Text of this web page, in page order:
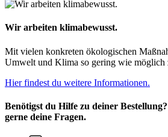
Wir arbeiten klimabewusst.
Mit vielen konkreten ökologischen
Umwelt und Klima so gering wie möglich
Hier findest du weitere Informationen.
Benötigst du Hilfe zu deiner
gerne deine Fragen.